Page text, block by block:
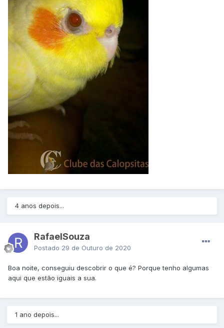
4 anos depois...
RafaelSouza
Postado 29 de Outuro de 2020
Boa noite, conseguiu descobrir o que é? Porque tenho algumas
aqui que estão iguais a sua.
1 ano depois...